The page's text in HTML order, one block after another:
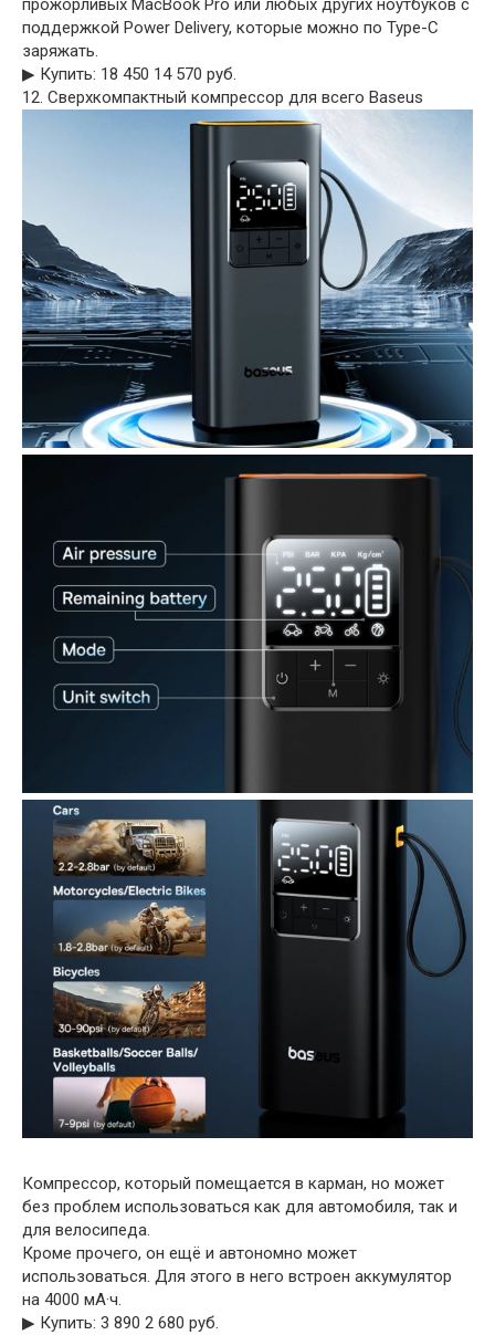
прожорливых MacBook Pro или любых других ноутбуков с
поддержкой Power Delivery, которые можно по Type-C
заряжать.
▶︎ Купить: 18 450 14 570 руб.
12. Сверхкомпактный компрессор для всего Baseus
Компрессор, который помещается в карман, но может
без проблем использоваться как для автомобиля, так и
для велосипеда.
Кроме прочего, он ещё и автономно может
использоваться. Для этого в него встроен аккумулятор
на 4000 мА·ч.
▶︎ Купить: 3 890 2 680 руб.